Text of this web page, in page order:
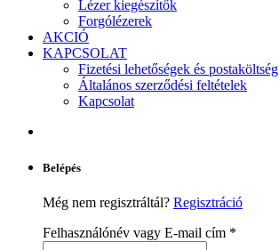
Lézer kiegészítők
Forgólézerek
AKCIÓ
KAPCSOLAT
Fizetési lehetőségek és postaköltség
Általános szerződési feltételek
Kapcsolat
Belépés
Még nem regisztráltál? Regisztráció
Felhasználónév vagy E-mail cím *